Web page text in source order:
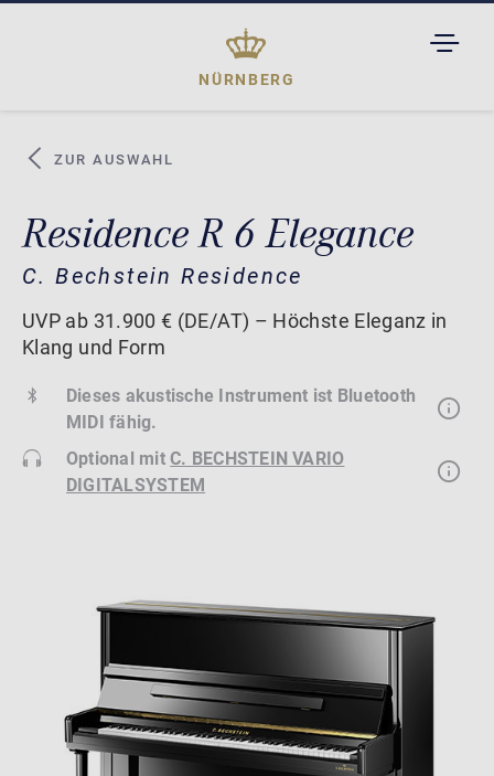
NÜRNBERG
ZUR AUSWAHL
Residence R 6 Elegance
C. Bechstein Residence
UVP ab 31.900 € (DE/AT) – Höchste Eleganz in
Klang und Form
Dieses akustische Instrument ist Bluetooth
MIDI fähig.
Optional mitC. BECHSTEIN VARIO
DIGITALSYSTEM